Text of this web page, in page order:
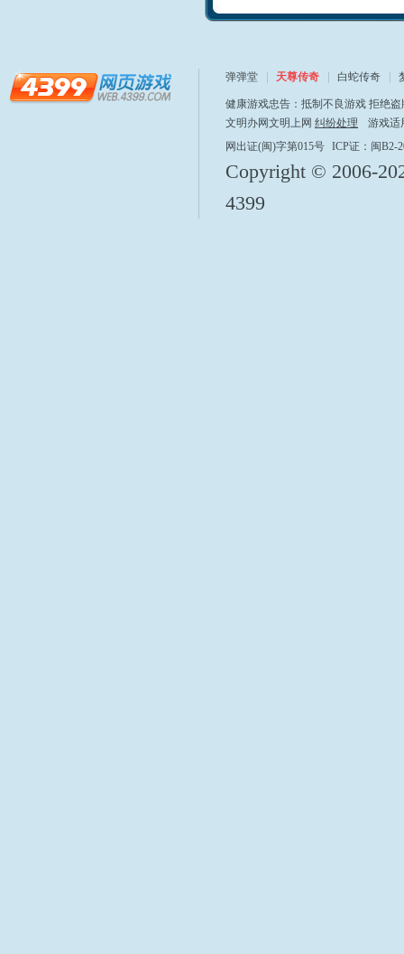
弹弹堂 天尊传奇 白蛇传奇
健康游戏忠告：抵制不良游戏 拒绝
文明办网文明上网 纠纷处理
游戏适
网出证(闽)字第015号 ICP证：闽B2-
Copyright © 2006-
4399